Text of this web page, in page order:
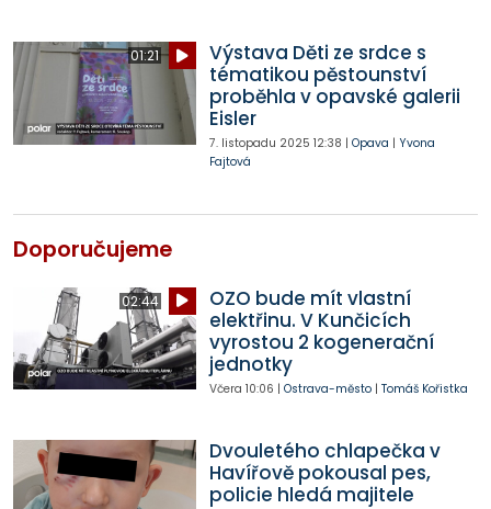
01:21
Výstava Děti ze srdce s
tématikou pěstounství
proběhla v opavské galerii
Eisler
7. listopadu 2025 12:38 | Opava | Yvona
Fajtová
Doporučujeme
02:44
OZO bude mít vlastní
elektřinu. V Kunčicích
vyrostou 2 kogenerační
jednotky
Včera 10:06 | Ostrava-město| Tomáš Kořistka
Dvouletého chlapečka v
Havířově pokousal pes,
policie hledá majitele